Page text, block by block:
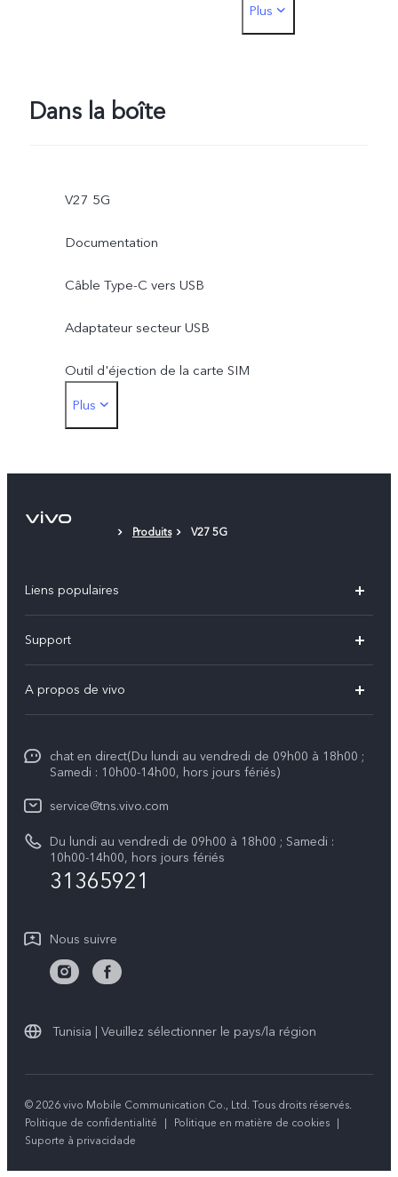
Arrière : Nuit, Portrait,
Plus
Dans la boîte
V27 5G
Documentation
Câble Type-C vers USB
Adaptateur secteur USB
Outil d'éjection de la carte SIM
Boîtier téléphone
Plus
Produits V27 5G
Liens populaires
V70
Y21d
Y29
Support
Authentification IMEI
A propos de vivo
Legal Notice
À propos de vivo
Centre de confidentialité vivo
Durabilité
chat en direct(Du lundi au vendredi de 09h00 à 18h00 ;
Samedi : 10h00-14h00, hors jours fériés)
service@tns.vivo.com
Du lundi au vendredi de 09h00 à 18h00 ; Samedi :
10h00-14h00, hors jours fériés
31365921
Nous suivre
Tunisia | Veuillez sélectionner le pays/la région
© 2026 vivo Mobile Communication Co., Ltd. Tous droits réservés.
Politique de confidentialité
| Politique en matière de cookies |
Suporte à privacidade